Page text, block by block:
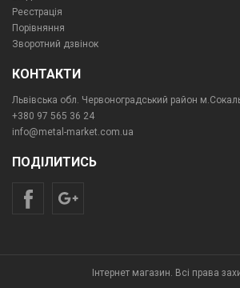
Реєстрація
Порівняння
Зворотний дзвінок
КОНТАКТИ
Львівська обл. Червоноградський район
+380 97 565 36 24
info@metal-market.com.ua
ПОДІЛИТИСЬ
Інтернет магазин. Всі права